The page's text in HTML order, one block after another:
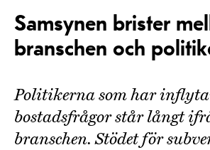
Samsynen brister
branschen och
Politikerna som har
bostadsfrågor står långt
branschen. Stödet för